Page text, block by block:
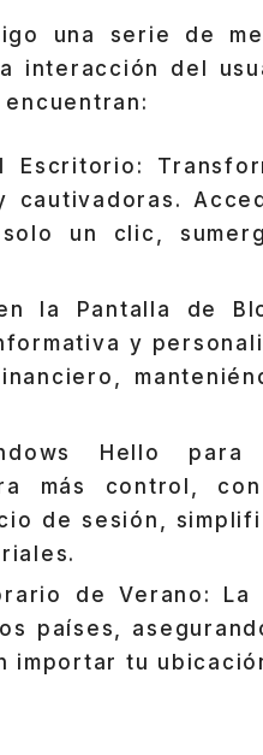
una serie de
interacción del
Escritorio:
cautivadoras.
un clic,
la Pantalla de
y
Hello para
más control,
de sesión,
de Verano: La
países,
importar tu